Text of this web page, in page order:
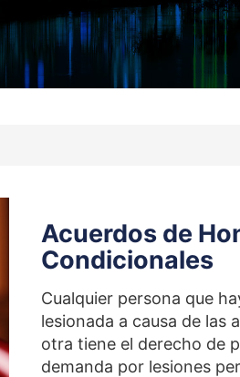
Acuerdos de
Condicionales
Cualquier persona que
lesionada a causa de las
otra tiene el derecho de
demanda por lesiones